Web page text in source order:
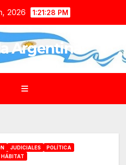
2026 1:21:30 PM
Argentina
JUDICIALES
POLÍTICA
HÁBITAT